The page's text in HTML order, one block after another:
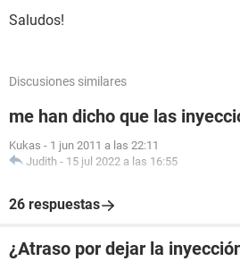
Saludos!
Discusiones similares
me han dicho que las
Kukas - 1 jun 2011 a las 22:11
Judith - 15 jul 2022 a las 16:55
26 respuestas
¿Atraso por dejar la